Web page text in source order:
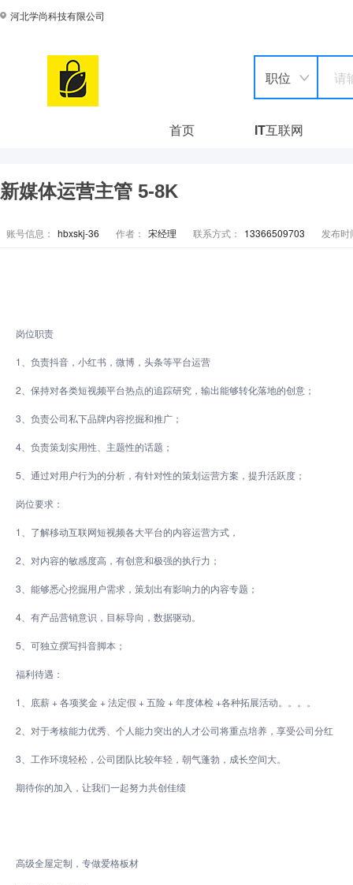
河北学尚科技有限公司
职位
首页 IT互联网
新媒体运营主管 5-8K
账号信息： hbxskj-36 作者： 宋经理 联系方式： 13366509703 发布时
岗位职责
1、负责抖音，小红书，微博，头条等平台运营
2、保持对各类短视频平台热点的追踪研究，输出能够转化落地的创意；
3、负责公司私下品牌内容挖掘和推广；
4、负责策划实用性、主题性的话题；
5、通过对用户行为的分析，有针对性的策划运营方案，提升活跃度；
岗位要求：
1、了解移动互联网短视频各大平台的内容运营方式，
2、对内容的敏感度高，有创意和极强的执行力；
3、能够悉心挖掘用户需求，策划出有影响力的内容专题；
4、有产品营销意识，目标导向，数据驱动。
5、可独立撰写抖音脚本；
福利待遇：
1、底薪 + 各项奖金 + 法定假 + 五险 + 年度体检 +各种拓展活动。。。。
2、对于考核能力优秀、个人能力突出的人才公司将重点培养，享受公司分红
3、工作环境轻松，公司团队比较年轻，朝气蓬勃，成长空间大。
期待你的加入，让我们一起努力共创佳绩
高级全屋定制，专做爱格板材